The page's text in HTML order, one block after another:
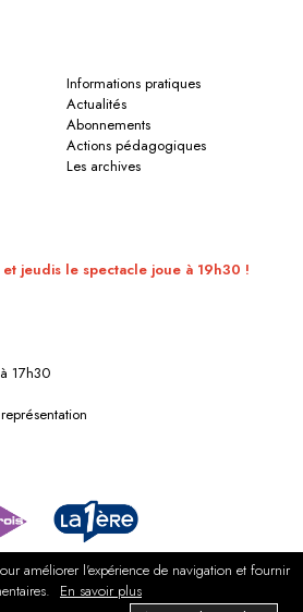
Informations pratiques
Actualités
Abonnements
Actions pédagogiques
Les archives
jeudis le spectacle joue à 19h30 !
17h30
de confidentialité
améliorer l'expérience de navigation et fournir
En savoir plus